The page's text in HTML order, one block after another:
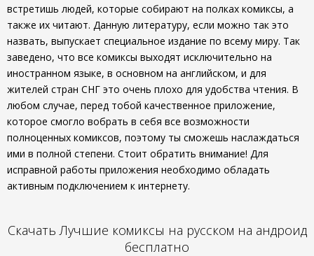
встретишь людей, которые собирают на полках комиксы, а
также их читают. Данную литературу, если можно так это
назвать, выпускает специальное издание по всему миру. Так
заведено, что все комиксы выходят исключительно на
иностранном языке, в основном на английском, и для
жителей стран СНГ это очень плохо для удобства чтения. В
любом случае, перед тобой качественное приложение,
которое смогло вобрать в себя все возможности
полноценных комиксов, поэтому ты сможешь наслаждаться
ими в полной степени. Стоит обратить внимание! Для
исправной работы приложения необходимо обладать
активным подключением к интернету.
Скачать Лучшие комиксы на русском на андроид
бесплатно